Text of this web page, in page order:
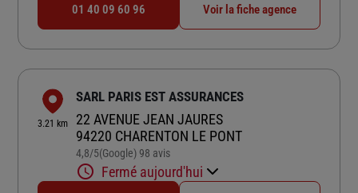
01 40 09 60 96 Voir la fiche agence
3.21 km
SARL PARIS EST ASSURANCES
22 AVENUE JEAN JAURES
94220 CHARENTON LE PONT
4,8/5Note de 4.8 sur 5
(Google) 98 avis
Fermé aujourd'hui